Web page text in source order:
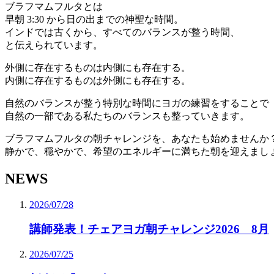
ブラフマムフルタとは
早朝 3:30 から日の出までの神聖な時間。
インドでは古くから、すべてのバランスが整う時間、
と伝えられています。
外側に存在するものは内側にも存在する。
内側に存在するものは外側にも存在する。
自然のバランスが整う特別な時間にヨガの練習をすることで
自然の一部である私たちのバランスも整っていきます。
ブラフマムフルタの朝チャレンジを、あなたも始めませんか
静かで、穏やかで、希望のエネルギーに満ちた朝を迎えまし
NEWS
2026/07/28
講師発表！チェアヨガ朝チャレンジ2026 8月
2026/07/25